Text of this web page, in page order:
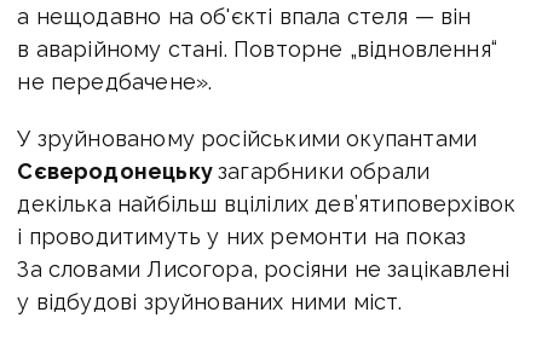
а нещодавно на об'єкті впала стеля — він
в аварійному стані. Повторне „відновлення“
не передбачене».
У зруйнованому російськими окупантами
Сєверодонецькузагарбники обрали
декілька найбільш вцілілих дев’ятиповерхівок
і проводитимуть у них ремонти на показ
За словами Лисогора, росіяни не зацікавлені
у відбудові зруйнованих ними міст.